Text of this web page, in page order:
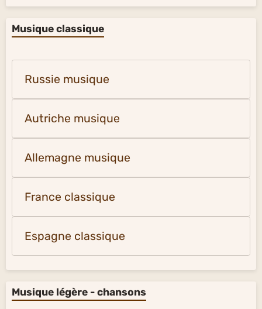
Musique classique
Russie musique
Autriche musique
Allemagne musique
France classique
Espagne classique
Musique légère - chansons